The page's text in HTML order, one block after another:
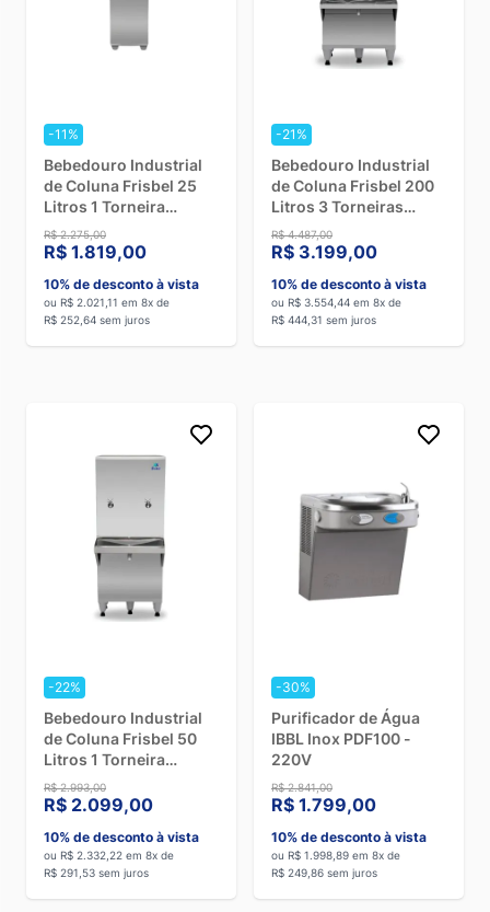
-11%
Bebedouro Industrial
de Coluna Frisbel 25
Litros 1 Torneira
Gelada e 1 Natural Inox
- 110V
R$ 2.275,00
R$ 1.819,00
10% de desconto à vista
ou R$ 2.021,11 em 8x de
R$ 252,64 sem juros
-21%
Bebedouro Industrial
de Coluna Frisbel 200
Litros 3 Torneiras
Geladas e 1 Natural
Inox - 220V
R$ 4.487,00
R$ 3.199,00
10% de desconto à vista
ou R$ 3.554,44 em 8x de
R$ 444,31 sem juros
-22%
Bebedouro Industrial
de Coluna Frisbel 50
Litros 1 Torneira
Gelada e 1 Natural Inox
- 220V
R$ 2.993,00
R$ 2.099,00
10% de desconto à vista
ou R$ 2.332,22 em 8x de
R$ 291,53 sem juros
-30%
Purificador de Água
IBBL Inox PDF100 -
220V
R$ 2.841,00
R$ 1.799,00
10% de desconto à vista
ou R$ 1.998,89 em 8x de
R$ 249,86 sem juros